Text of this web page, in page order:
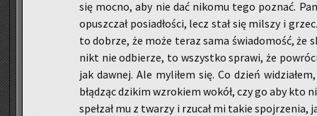
się mocno, aby nie dać ni­ko­mu tego po­znać.
opusz­czał po­sia­dło­ści, lecz stał się mil­szy i
to do­brze, że może teraz sama świa­do­mość, że
nikt nie od­bie­rze, to wszyst­ko spra­wi, że
jak daw­nej. Ale my­li­łem się. Co dzień
błą­dząc dzi­kim wzro­kiem wokół, czy go aby kto
speł­zał mu z twa­rzy i rzu­cał mi takie